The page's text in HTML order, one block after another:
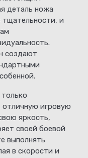
деталь ножа
тщательности, и
создают
отличную игровую
яркость,
своей боевой
выполнять
в скорости и